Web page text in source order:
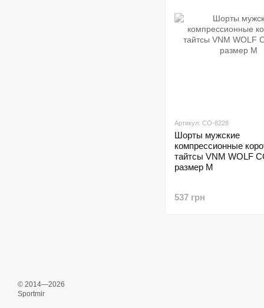
Артикул: CO-8228
Шорты мужские
компрессионные
тайтсы VNM WOLF
размер M
537 грн
© 2014—2026
Sportmir